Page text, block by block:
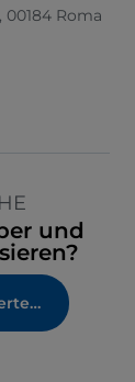
Roma
und
Greifen Sie jetzt auf Ihren reservierten Bereich zu